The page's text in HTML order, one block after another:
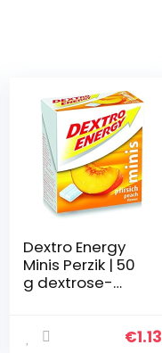
Dextro Energy
Minis Perzik | 50
g dextrose-
druivensuiker in
€1.13